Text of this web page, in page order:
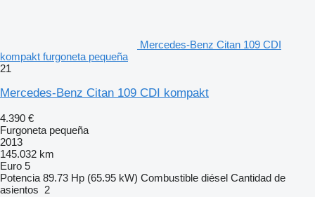
Mercedes-Benz Citan 109 CDI
kompakt furgoneta pequeña
21
Mercedes-Benz Citan 109 CDI kompakt
4.390 €
Furgoneta pequeña
2013
145.032 km
Euro 5
Potencia 89.73 Hp (65.95 kW) Combustible diésel Cantidad de
asientos 2